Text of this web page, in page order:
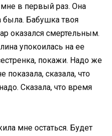
в первый раз. Она
была. Бабушка твоя
оказался смeртельным.
упокоилась на ее
покажи. Надо же
показала, сказала, что
Сказала, что время
мне остаться. Будет